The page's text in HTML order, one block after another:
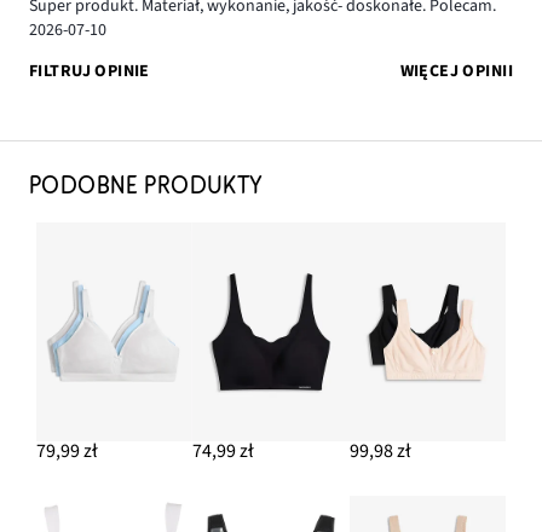
Super produkt. Materiał, wykonanie, jakość- doskonałe. Polecam.
2026-07-10
FILTRUJ OPINIE
WIĘCEJ OPINII
PODOBNE PRODUKTY
79,99 zł 74,99 zł 99,98 zł